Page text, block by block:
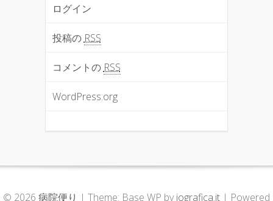
ログイン
投稿の RSS
コメントの RSS
WordPress.org
© 2026 病院便り | Theme: Base WP byiografica.it | Powered